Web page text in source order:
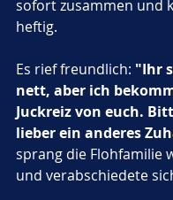
sofort zusammen und
heftig.
Es rief freundlich: "Ihr
nett, aber ich
Juckreiz von euch.
lieber ein anderes
sprang die Flohfamilie
und verabschiedete